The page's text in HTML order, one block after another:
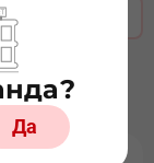
Да